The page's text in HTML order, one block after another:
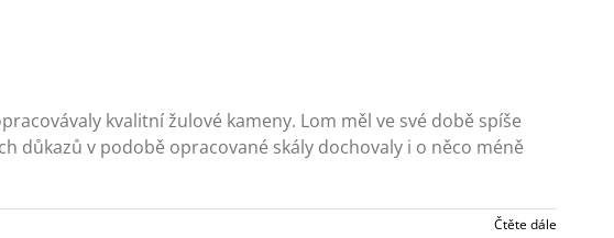
kvalitní žulové kameny. Lom měl ve své době spíše
důkazů v podobě opracované skály dochovaly i o něco méně
Čtěte dále